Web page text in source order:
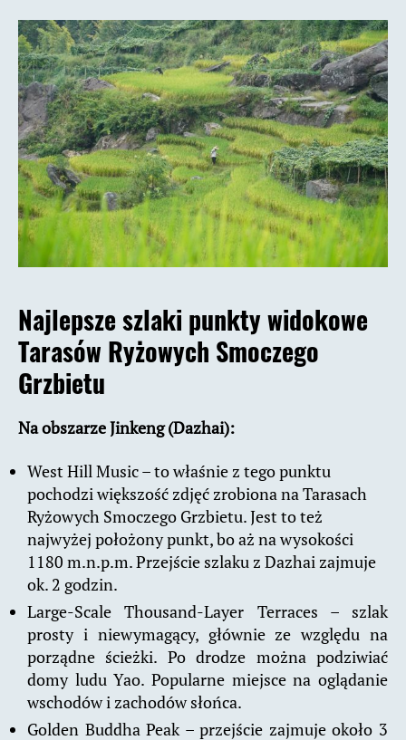
Najlepsze szlaki punkty widokowe
Tarasów Ryżowych Smoczego
Grzbietu
Na obszarze Jinkeng (Dazhai):
West Hill Music – to właśnie z tego punktu
pochodzi większość zdjęć zrobiona na Tarasach
Ryżowych Smoczego Grzbietu. Jest to też
najwyżej położony punkt, bo aż na wysokości
1180 m.n.p.m. Przejście szlaku z Dazhai zajmuje
ok. 2 godzin.
Large-Scale Thousand-Layer Terraces – szlak
prosty i niewymagący, głównie ze względu na
porządne ścieżki. Po drodze można podziwiać
domy ludu Yao. Popularne miejsce na oglądanie
wschodów i zachodów słońca.
Golden Buddha Peak – przejście zajmuje około 3